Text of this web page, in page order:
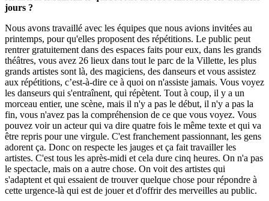
jours ?
Nous avons travaillé avec les équipes que nous avions invitées au
printemps, pour qu'elles proposent des répétitions. Le public peut
rentrer gratuitement dans des espaces faits pour eux, dans les grands
théâtres, vous avez 26 lieux dans tout le parc de la Villette, les plus
grands artistes sont là, des magiciens, des danseurs et vous assistez
aux répétitions, c’est-à-dire ce à quoi on n'assiste jamais. Vous voyez
les danseurs qui s'entraînent, qui répètent. Tout à coup, il y a un
morceau entier, une scène, mais il n'y a pas le début, il n'y a pas la
fin, vous n'avez pas la compréhension de ce que vous voyez. Vous
pouvez voir un acteur qui va dire quatre fois le même texte et qui va
être repris pour une virgule. C'est franchement passionnant, les gens
adorent ça. Donc on respecte les jauges et ça fait travailler les
artistes. C'est tous les après-midi et cela dure cinq heures. On n'a pas
le spectacle, mais on a autre chose. On voit des artistes qui
s'adaptent et qui essaient de trouver quelque chose pour répondre à
cette urgence-là qui est de jouer et d'offrir des merveilles au public.